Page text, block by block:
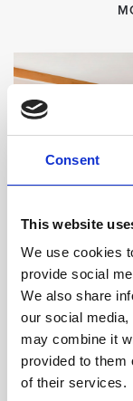
Consent
This website
We use cookies
provide social
We also share
our social
may combine it
provided to them
of their services.
Jednosobna -
more
Veličina sobe:56 m2
Kapacitet:3 gosta